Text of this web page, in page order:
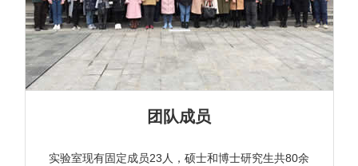
团队成员
实验室现有固定成员23人，硕士和博士研究生共80余